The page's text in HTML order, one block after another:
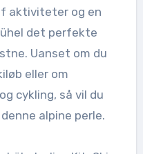
aktiviteter og en
det perfekte
Uanset om du
eller om
cykling, så vil du
alpine perle.